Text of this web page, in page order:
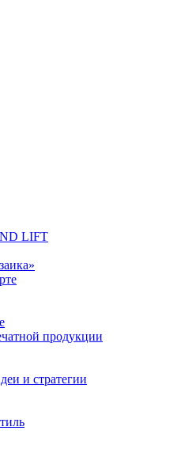
LIFT
продукции
и стратегии